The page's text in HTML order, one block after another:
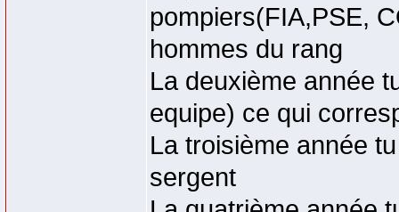
pompiers(FIA,PSE,
hommes du rang
La deuxième année
equipe) ce qui
La troisième année
sergent